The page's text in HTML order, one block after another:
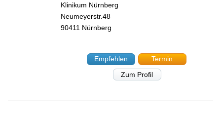
Klinikum Nürnberg
Neumeyerstr.48
90411 Nürnberg
Empfehlen
Termin
Zum Profil